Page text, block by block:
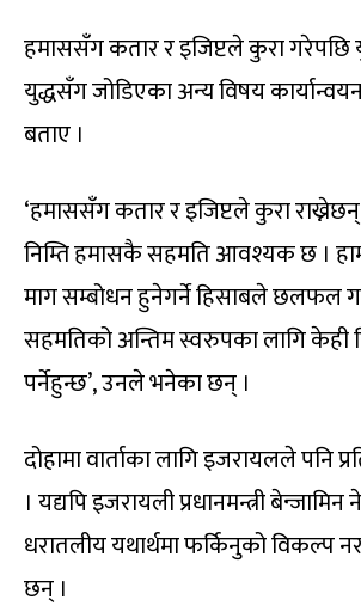
हमाससँग कतार र इजिप्टले कुरा गरेपछि
युद्धसँग जोडिएका अन्य विषय
बताए ।
‘हमाससँग कतार र इजिप्टले कुरा राख्नेछन्
निम्ति हमासकै सहमति आवश्यक छ ।
माग सम्बोधन हुनेगर्ने हिसाबले छलफल
सहमतिको अन्तिम स्वरुपका लागि केही
पर्नेहुन्छ’, उनले भनेका छन् ।
दोहामा वार्ताका लागि इजरायलले पनि
। यद्यपि इजरायली प्रधानमन्त्री
धरातलीय यथार्थमा फर्किनुको विकल्प
छन् ।